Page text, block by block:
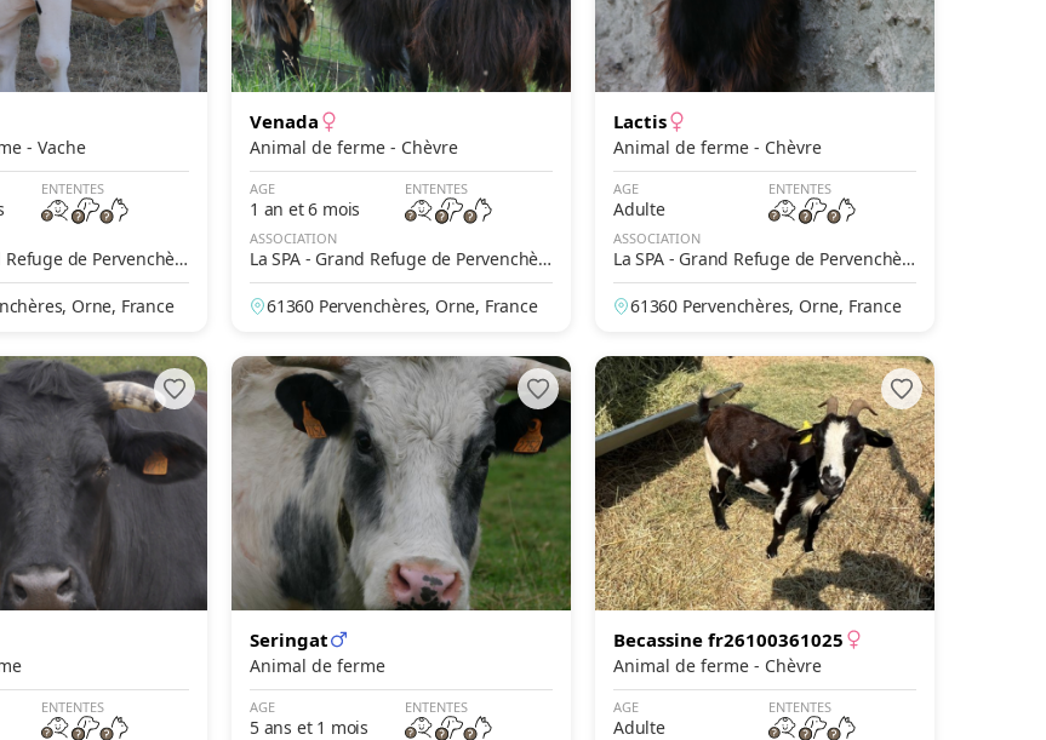
Animal de ferme - Vache
ENTENTES
Refuge de Pervenchèr
Orne, France
Venada
Animal de ferme - Chèvre
AGE
1 an et 6 mois
ENTENTES
ASSOCIATION
La SPA - Grand Refuge de Pervenchèr
es
61360 Pervenchères, Orne, France
Lactis
Animal de ferme - Chèvre
AGE
Adulte
ENTENTES
ASSOCIATION
La SPA - Grand Refuge de Pervenchèr
es
61360 Pervenchères, Orne, France
ENTENTES
Seringat
Animal de ferme
AGE
5 ans et 1 mois
ENTENTES
Becassine fr26100361025
Animal de ferme - Chèvre
AGE
Adulte
ENTENTES